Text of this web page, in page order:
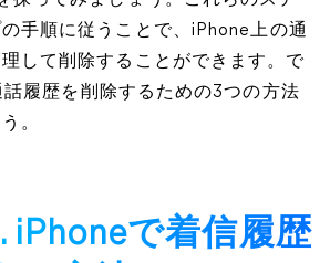
手順に従うことで、iPhone上の通
して削除することができます。で
履歴を削除するための3つの方法
。
iPhoneで着信履歴